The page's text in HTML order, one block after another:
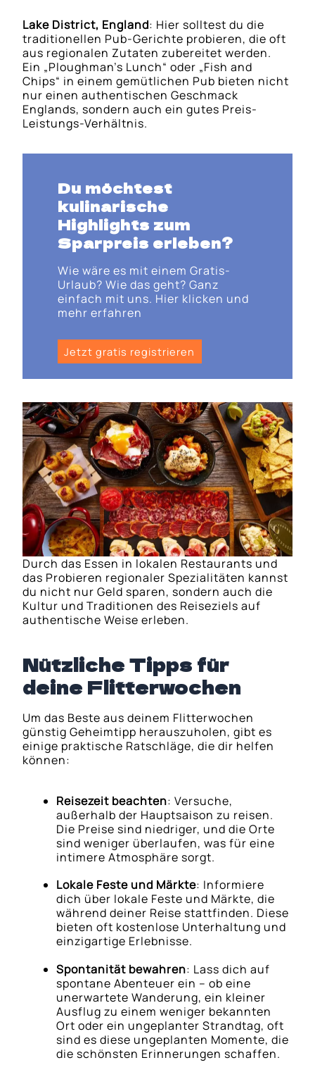
Lake District, England: Hier solltest du die
traditionellen Pub-Gerichte probieren, die oft
aus regionalen Zutaten zubereitet werden.
Ein „Ploughman’s Lunch“ oder „Fish and
Chips“ in einem gemütlichen Pub bieten nicht
nur einen authentischen Geschmack
Englands, sondern auch ein gutes Preis-
Leistungs-Verhältnis.
Du möchtest
kulinarische
Highlights zum
Sparpreis erleben?
Wie wäre es mit einem Gratis-
Urlaub? Wie das geht? Ganz
einfach mit uns. Hier klicken und
mehr erfahren
Jetzt gratis registrieren
Durch das Essen in lokalen Restaurants und
das Probieren regionaler Spezialitäten kannst
du nicht nur Geld sparen, sondern auch die
Kultur und Traditionen des Reiseziels auf
authentische Weise erleben.
Nützliche Tipps für
deine Flitterwochen
Um das Beste aus deinem Flitterwochen
günstig Geheimtipp herauszuholen, gibt es
einige praktische Ratschläge, die dir helfen
können:
Reisezeit beachten: Versuche,
außerhalb der Hauptsaison zu reisen.
Die Preise sind niedriger, und die Orte
sind weniger überlaufen, was für eine
intimere Atmosphäre sorgt.
Lokale Feste und Märkte: Informiere
dich über lokale Feste und Märkte, die
während deiner Reise stattfinden. Diese
bieten oft kostenlose Unterhaltung und
einzigartige Erlebnisse.
Spontanität bewahren: Lass dich auf
spontane Abenteuer ein – ob eine
unerwartete Wanderung, ein kleiner
Ausflug zu einem weniger bekannten
Ort oder ein ungeplanter Strandtag, oft
sind es diese ungeplanten Momente, die
die schönsten Erinnerungen schaffen.